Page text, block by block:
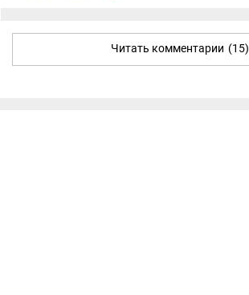
Читать комментарии (15)